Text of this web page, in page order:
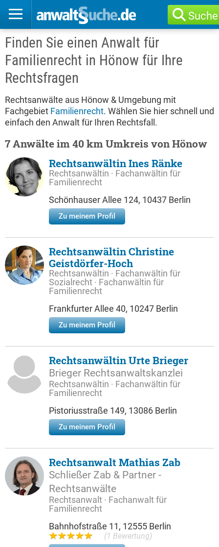
Suche
Finden Sie einen Anwalt für
Familienrecht in Hönow für Ihre
Rechtsfragen
Rechtsanwälte aus Hönow & Umgebung mit
Fachgebiet Familienrecht. Wählen Sie hier schnell und
einfach den Anwalt für Ihren Rechtsfall.
7 Anwälte im 40 km Umkreis von Hönow
Rechtsanwältin Ines Ränke
Rechtsanwältin · Fachanwältin für
Familienrecht
Schönhauser Allee 124, 10437 Berlin
Zu meinem Profil
Rechtsanwältin Christine
Geistdörfer-Hoch
Rechtsanwältin · Fachanwältin für
Sozialrecht · Fachanwältin für
Familienrecht
Frankfurter Allee 40, 10247 Berlin
Zu meinem Profil
Rechtsanwältin Urte Brieger
Brieger Rechtsanwaltskanzlei
Rechtsanwältin · Fachanwältin für
Familienrecht
Pistoriusstraße 149, 13086 Berlin
Zu meinem Profil
Rechtsanwalt Mathias Zab
Schließer Zab & Partner -
Rechtsanwälte
Rechtsanwalt · Fachanwalt für
Familienrecht
Bahnhofstraße 11, 12555 Berlin
(1 Bewertung)